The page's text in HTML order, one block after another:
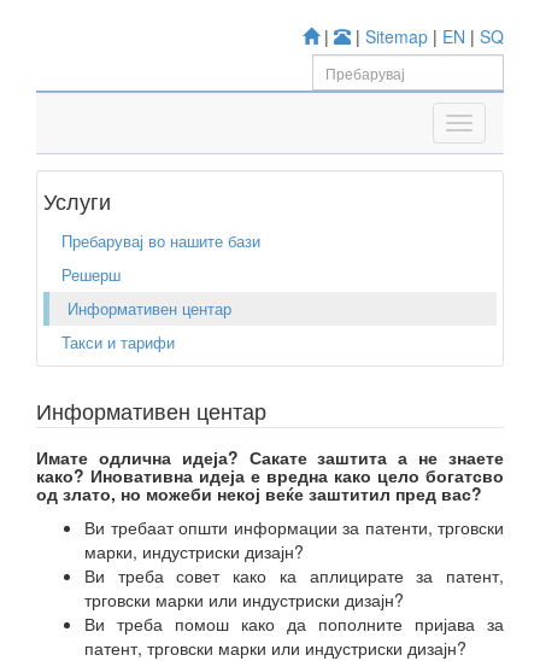
| | Sitemap | EN | SQ
Услуги
Пребарувај во нашите бази
Решерш
Информативен центар
Такси и тарифи
Информативен центар
Имате одлична идеја? Сакате заштита а не знаете
како? Иновативна идеја е вредна како цело богатсво
од злато, но можеби некој веќе заштитил пред вас?
Ви требаат општи информации за патенти, трговски
марки, индустриски дизајн?
Ви треба совет како ка аплицирате за патент,
трговски марки или индустриски дизајн?
Ви треба помош како да пополните пријава за
патент, трговски марки или индустриски дизајн?